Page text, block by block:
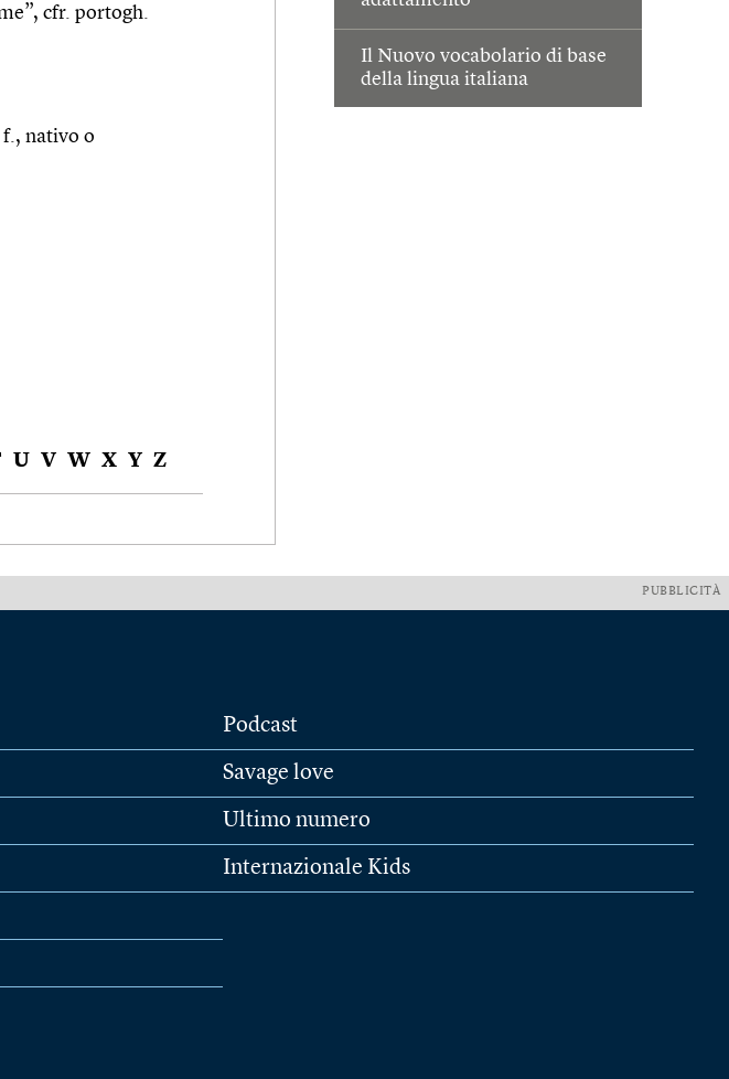
Il Nuovo vocabolario di base
della lingua italiana
cfr. portogh.
f., nativo o
U V W X Y Z
PUBBLICITÀ
Podcast
Savage love
Ultimo numero
Internazionale Kids